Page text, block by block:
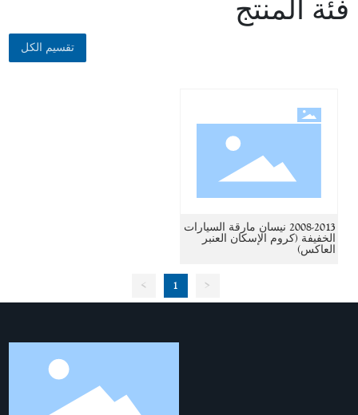
فئة المنتج
تقسيم الكل
2008-2013 نيسان مارقة السيارات
الخفيفة (كروم الإسكان العنبر
العاكس)
<
1
>